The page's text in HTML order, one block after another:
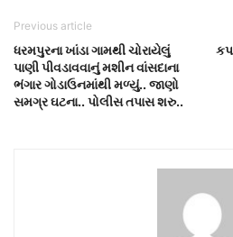
Previous article
ધરમપુરના ખાંડા ગામથી ચોરાયેલું
પાણી પીવડાવવાનું મશીન વાંસદાના
ભંગાર ગોડાઉનમાંથી મળ્યું.. જાણો
સમગ્ર ઘટના.. પોલીસ તપાસ શરુ..